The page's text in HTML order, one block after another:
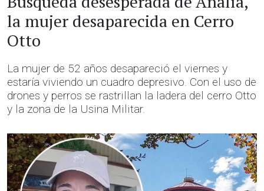
la mujer desaparecida en Cerro
Otto
La mujer de 52 años desapareció el viernes y
estaría viviendo un cuadro depresivo. Con el uso de
drones y perros se rastrillan la ladera del cerro Otto
y la zona de la Usina Militar.